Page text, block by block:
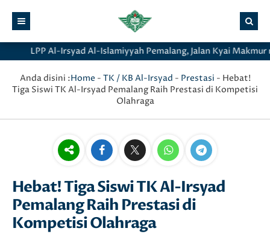
LPP Al-Irsyad Al-Islamiyyah Pemalang, Jalan Kyai Makmur no
Anda disini :Home - TK / KB Al-Irsyad - Prestasi - Hebat!
Tiga Siswi TK Al-Irsyad Pemalang Raih Prestasi di Kompetisi
Olahraga
Hebat! Tiga Siswi TK Al-Irsyad
Pemalang Raih Prestasi di
Kompetisi Olahraga